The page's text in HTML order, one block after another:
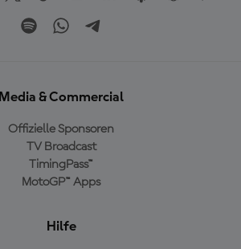
Media & Commercial
Offizielle Sponsoren
TV Broadcast
TimingPass™
MotoGP™ Apps
Hilfe